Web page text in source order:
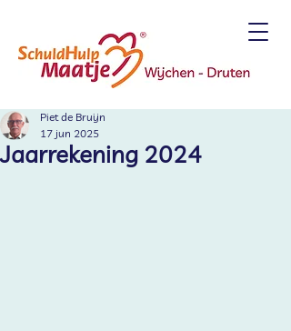
Jaarrekening 2024
Piet de Bruijn
17 jun 2025